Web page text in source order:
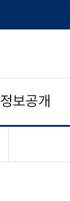
정보공개